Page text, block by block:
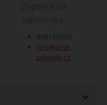
Zeptejte se
odborníka
498100050
info@ama-
zahrada.cz